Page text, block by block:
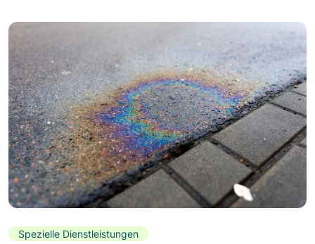
Spezielle Dienstleistungen